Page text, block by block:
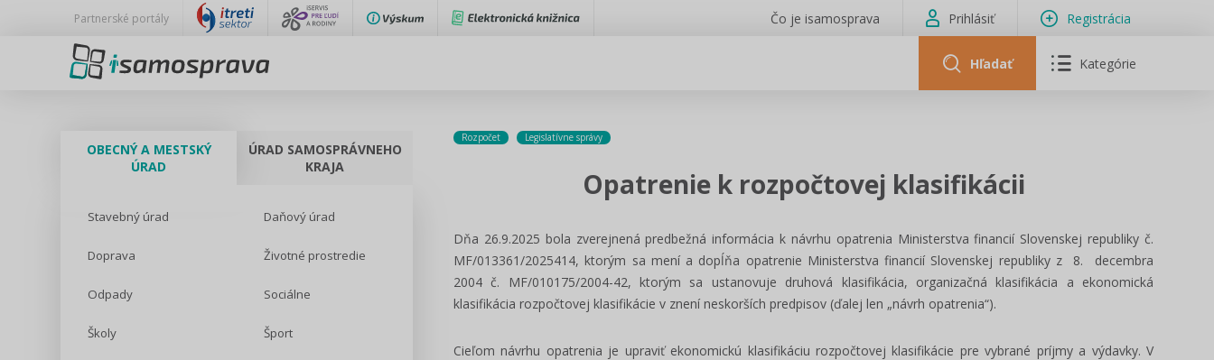
Partnerské portály Čo je isamosprava Prihlásiť Registrácia
Hľadať Kategórie
OBECNÝ A MESTSKÝ
ÚRAD
ÚRAD SAMOSPRÁVNEHO
KRAJA
Stavebný úrad Daňový úrad
Doprava Životné prostredie
Odpady Sociálne
Školy Šport
Rozpočet Legislatívne správy
Opatrenie k rozpočtovej klasifikácii
Dňa 26.9.2025 bola zverejnená predbežná informácia k návrhu opatrenia Ministerstva financií Slovenskej republiky č.
MF/013361/2025414, ktorým sa mení a dopĺňa opatrenie Ministerstva financií Slovenskej republiky z 8. decembra
2004 č. MF/010175/2004-42, ktorým sa ustanovuje druhová klasifikácia, organizačná klasifikácia a ekonomická
klasifikácia rozpočtovej klasifikácie v znení neskorších predpisov (ďalej len „návrh opatrenia“).
Cieľom návrhu opatrenia je upraviť ekonomickú klasifikáciu rozpočtovej klasifikácie pre vybrané príjmy a výdavky. V